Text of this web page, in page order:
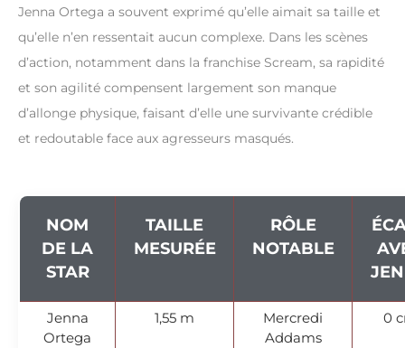
Jenna Ortega a souvent exprimé qu’elle aimait sa taille et
qu’elle n’en ressentait aucun complexe. Dans les scènes
d’action, notamment dans la franchise Scream, sa rapidité
et son agilité compensent largement son manque
d’allonge physique, faisant d’elle une survivante crédible
et redoutable face aux agresseurs masqués.
NOM
DE LA
STAR
TAILLE
MESURÉE
RÔLE
NOTABLE
Jenna
Ortega
1,55 m
Mercredi
Addams
0